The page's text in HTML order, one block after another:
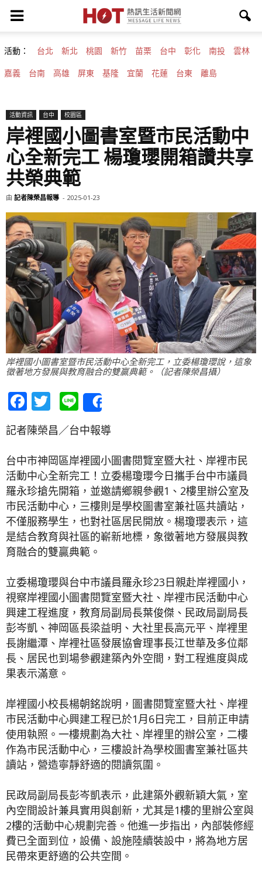
活動： 台北 新北 桃園 新竹 苗栗 台中 彰化 南投 雲林
嘉義 台南 高雄 屏東 基隆 宜蘭 花蓮 台東 離島
活動資訊 台中 校園區
岸裡國小圖書室暨市民活動中
心全新完工 楊瓊瓔開箱讚共享
共榮典範
由 記者陳榮昌報導 - 2025-01-23
岸裡國小圖書室暨市民活動中心全新完工，立委楊瓊瓔說，這象
徵著地方發展與教育融合的雙贏典範。（記者陳榮昌攝）
Facebook
Twitter
Line
記者陳榮昌／台中報導
台中市神岡區岸裡國小圖書閱覽室暨大社、岸裡市民
活動中心全新完工！立委楊瓊瓔今日攜手台中市議員
羅永珍搶先開箱，並邀請鄉親參觀1、2樓里辦公室及
市民活動中心，三樓則是學校圖書室兼社區共讀站，
不僅服務學生，也對社區居民開放。楊瓊瓔表示，這
是結合教育與社區的嶄新地標，象徵著地方發展與教
育融合的雙贏典範。
立委楊瓊瓔與台中市議員羅永珍23日親赴岸裡國小，
視察岸裡國小圖書閱覽室暨大社、岸裡市民活動中心
興建工程進度，教育局副局長葉俊傑、民政局副局長
彭岑凱、神岡區長梁益明、大社里長高元平、岸裡里
長謝繼潭、岸裡社區發展協會理事長江世華及多位鄰
長、居民也到場參觀建築內外空間，對工程進度與成
果表示滿意。
岸裡國小校長楊朝銘說明，圖書閱覽室暨大社、岸裡
市民活動中心興建工程已於1月6日完工，目前正申請
使用執照。一樓規劃為大社、岸裡里的辦公室，二樓
作為市民活動中心，三樓設計為學校圖書室兼社區共
讀站，營造寧靜舒適的閱讀氛圍。
民政局副局長彭岑凱表示，此建築外觀新穎大氣，室
內空間設計兼具實用與創新，尤其是1樓的里辦公室與
2樓的活動中心規劃完善。他進一步指出，內部裝修經
費已全面到位，設備、設施陸續裝設中，將為地方居
民帶來更舒適的公共空間。